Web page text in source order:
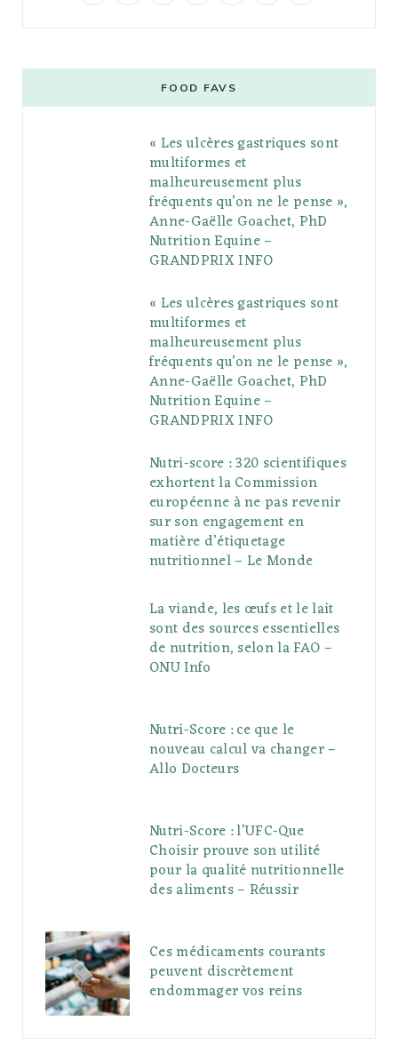
b
t
g
l
e
P
l
s
t
a
g
r
a
e
r
e
s
o
l
r
FOOD FAVS
« Les ulcères gastriques sont
multiformes et
malheureusement plus
fréquents qu’on ne le pense »,
Anne-Gaëlle Goachet, PhD
Nutrition Equine –
GRANDPRIX INFO
« Les ulcères gastriques sont
multiformes et
malheureusement plus
fréquents qu’on ne le pense »,
Anne-Gaëlle Goachet, PhD
Nutrition Equine –
GRANDPRIX INFO
Nutri-score : 320 scientifiques
exhortent la Commission
européenne à ne pas revenir
sur son engagement en
matière d’étiquetage
nutritionnel – Le Monde
La viande, les œufs et le lait
sont des sources essentielles
de nutrition, selon la FAO –
ONU Info
Nutri-Score : ce que le
nouveau calcul va changer –
Allo Docteurs
Nutri-Score : l’UFC-Que
Choisir prouve son utilité
pour la qualité nutritionnelle
des aliments – Réussir
Ces médicaments courants
peuvent discrètement
endommager vos reins